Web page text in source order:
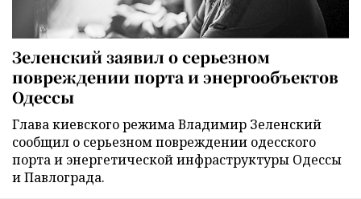
Зеленский заявил о серьезном
повреждении порта и энергообъектов
Одессы
Глава киевского режима Владимир Зеленский
сообщил о серьезном повреждении одесского
порта и энергетической инфраструктуры Одессы
и Павлограда.